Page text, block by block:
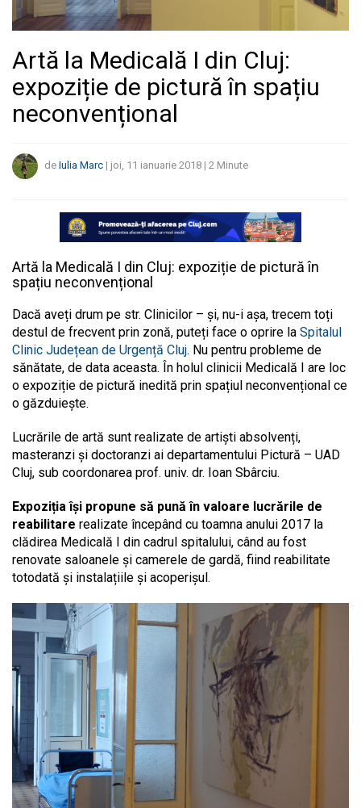
Artă la Medicală I din Cluj:
expoziție de pictură în spațiu
neconvențional
de Iulia Marc | joi, 11 ianuarie 2018 | 2 Minute
Artă la Medicală I din Cluj: expoziție de pictură în
spațiu neconvențional
Dacă aveți drum pe str. Clinicilor – și, nu-i așa, trecem toți
destul de frecvent prin zonă, puteți face o oprire la Spitalul
Clinic Județean de Urgență Cluj. Nu pentru probleme de
sănătate, de data aceasta. În holul clinicii Medicală I are loc
o expoziție de pictură inedită prin spațiul neconvențional ce
o găzduiește.
Lucrările de artă sunt realizate de artiști absolvenți,
masteranzi și doctoranzi ai departamentului Pictură – UAD
Cluj, sub coordonarea prof. univ. dr. Ioan Sbârciu.
Expoziția își propune să pună în valoare lucrările de
reabilitare realizate începând cu toamna anului 2017 la
clădirea Medicală I din cadrul spitalului, când au fost
renovate saloanele și camerele de gardă, fiind reabilitate
totodată și instalațiile și acoperișul.